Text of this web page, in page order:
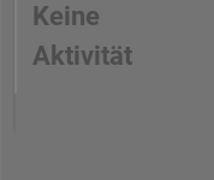
Keine
Aktivität